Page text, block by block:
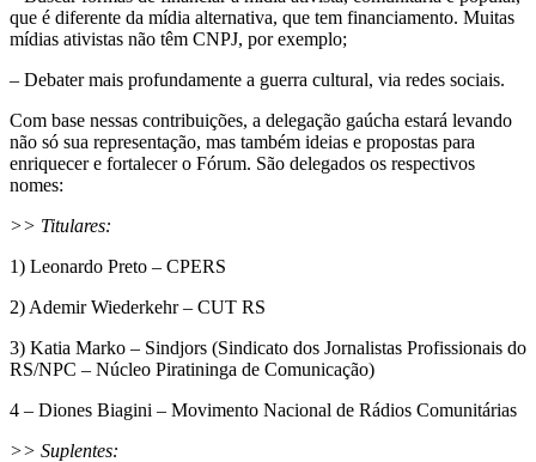
que é diferente da mídia alternativa, que tem financiamento. Muitas
mídias ativistas não têm CNPJ, por exemplo;
– Debater mais profundamente a guerra cultural, via redes sociais.
Com base nessas contribuições, a delegação gaúcha estará levando
não só sua representação, mas também ideias e propostas para
enriquecer e fortalecer o Fórum. São delegados os respectivos
nomes:
>> Titulares:
1) Leonardo Preto – CPERS
2) Ademir Wiederkehr – CUT RS
3) Katia Marko – Sindjors (Sindicato dos Jornalistas Profissionais do
RS/NPC – Núcleo Piratininga de Comunicação)
4 – Diones Biagini – Movimento Nacional de Rádios Comunitárias
>> Suplentes: